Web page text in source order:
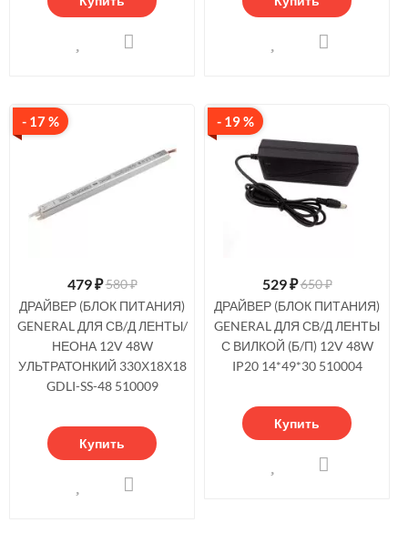
- 17 %
479₽580 ₽
ДРАЙВЕР (БЛОК ПИТАНИЯ)
GENERAL ДЛЯ СВ/Д ЛЕНТЫ/
НЕОНА 12V 48W
УЛЬТРАТОНКИЙ 330Х18Х18
GDLI-SS-48 510009
Купить
- 19 %
529₽650 ₽
ДРАЙВЕР (БЛОК ПИТАНИЯ)
GENERAL ДЛЯ СВ/Д ЛЕНТЫ
С ВИЛКОЙ (Б/П) 12V 48W
IP20 14*49*30 510004
Купить